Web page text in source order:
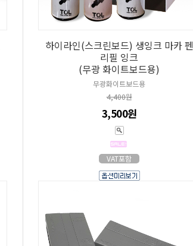
하이라인(스크린보드) 생잉크 마카 펜
리필 잉크
(무광 화이트보드용)
무광화이트보드용
4,400원
3,500원
VAT포함